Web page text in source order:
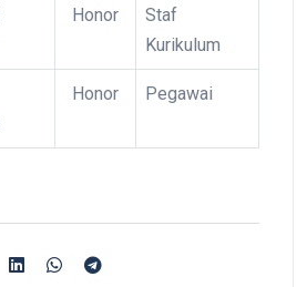
Honor
Staf
Kurikulum
Honor Pegawai